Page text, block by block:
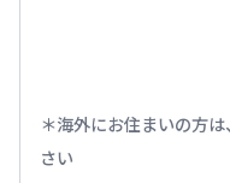
海外にお住まいの方
さい